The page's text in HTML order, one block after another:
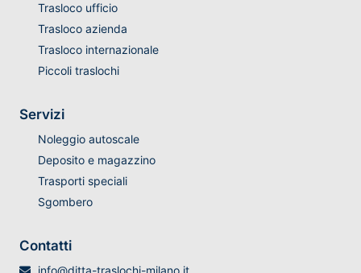
Trasloco ufficio
Trasloco azienda
Trasloco internazionale
Piccoli traslochi
Servizi
Noleggio autoscale
Deposito e magazzino
Trasporti speciali
Sgombero
Contatti